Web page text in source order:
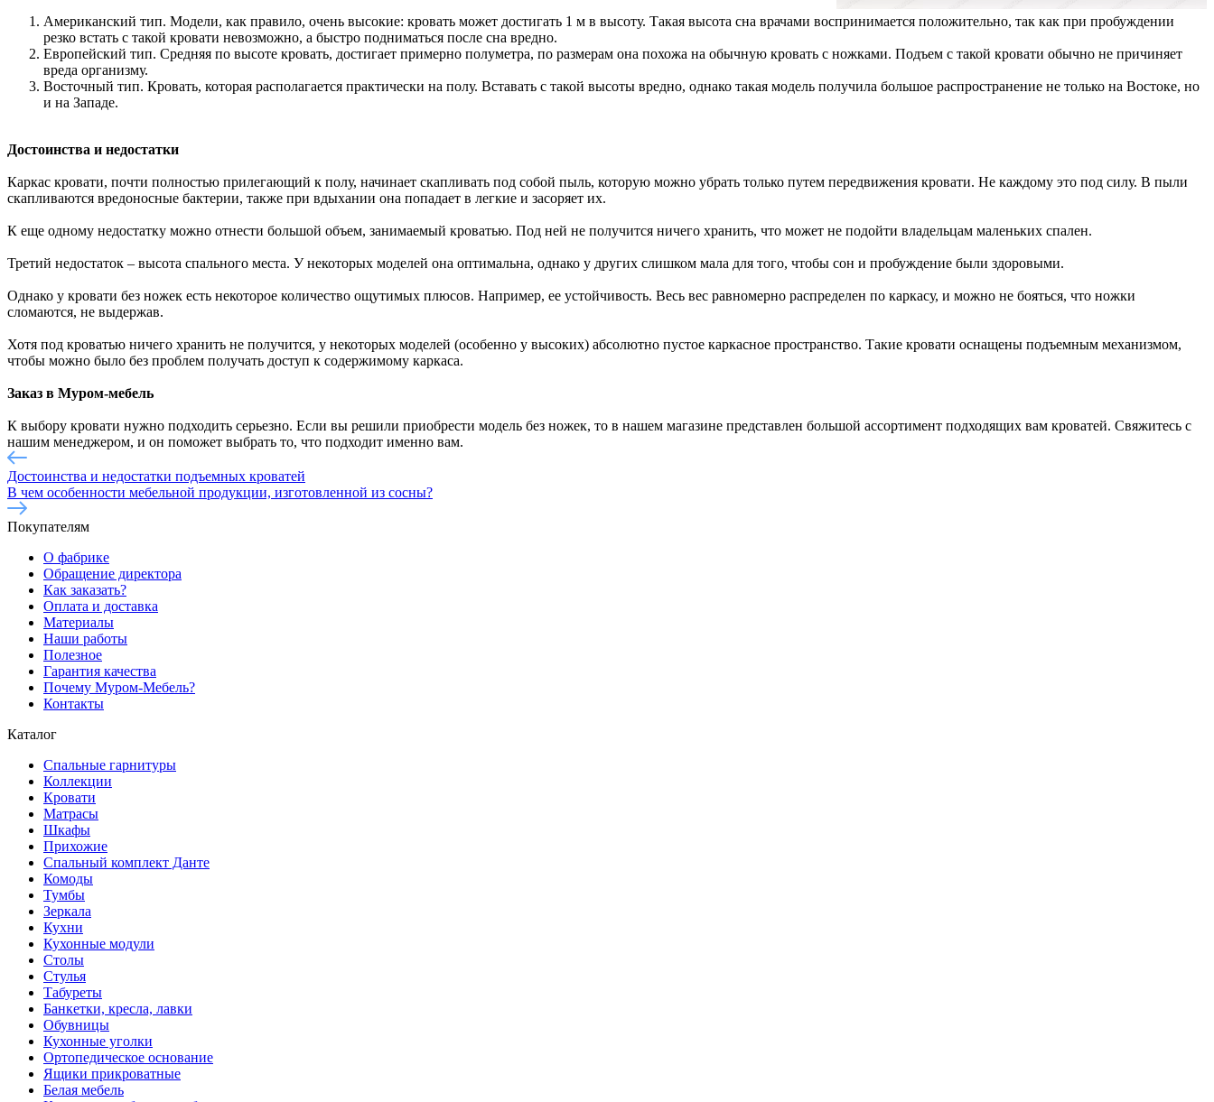
Американский тип. Модели, как правило, очень высокие: кровать может достигать 1 м в высоту. Такая высота сна врачами воспринимается положительно, так как при пробуждении
резко встать с такой кровати невозможно, а быстро подниматься после сна вредно.
Европейский тип. Средняя по высоте кровать, достигает примерно полуметра, по размерам она похожа на обычную кровать с ножками. Подъем с такой кровати обычно не причиняет
вреда организму.
Восточный тип. Кровать, которая располагается практически на полу. Вставать с такой высоты вредно, однако такая модель получила большое распространение не только на Востоке, но
и на Западе.
Достоинства и недостатки
Каркас кровати, почти полностью прилегающий к полу, начинает скапливать под собой пыль, которую можно убрать только путем передвижения кровати. Не каждому это под силу. В пыли
скапливаются вредоносные бактерии, также при вдыхании она попадает в легкие и засоряет их.
К еще одному недостатку можно отнести большой объем, занимаемый кроватью. Под ней не получится ничего хранить, что может не подойти владельцам маленьких спален.
Третий недостаток – высота спального места. У некоторых моделей она оптимальна, однако у других слишком мала для того, чтобы сон и пробуждение были здоровыми.
Однако у кровати без ножек есть некоторое количество ощутимых плюсов. Например, ее устойчивость. Весь вес равномерно распределен по каркасу, и можно не бояться, что ножки
сломаются, не выдержав.
Хотя под кроватью ничего хранить не получится, у некоторых моделей (особенно у высоких) абсолютно пустое каркасное пространство. Такие кровати оснащены подъемным механизмом,
чтобы можно было без проблем получать доступ к содержимому каркаса.
Заказ в Муром-мебель
К выбору кровати нужно подходить серьезно. Если вы решили приобрести модель без ножек, то в нашем магазине представлен большой ассортимент подходящих вам кроватей. Свяжитесь с
нашим менеджером, и он поможет выбрать то, что подходит именно вам.
Достоинства и недостатки подъемных кроватей
В чем особенности мебельной продукции, изготовленной из сосны?
Покупателям
О фабрике
Обращение директора
Как заказать?
Оплата и доставка
Материалы
Наши работы
Полезное
Гарантия качества
Почему Муром-Мебель?
Контакты
Каталог
Спальные гарнитуры
Коллекции
Кровати
Матрасы
Шкафы
Прихожие
Спальный комплект Данте
Комоды
Тумбы
Зеркала
Кухни
Кухонные модули
Столы
Стулья
Табуреты
Банкетки, кресла, лавки
Обувницы
Кухонные уголки
Ортопедическое основание
Ящики прикроватные
Белая мебель